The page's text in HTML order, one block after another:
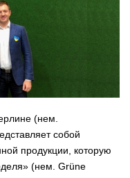
(нем.
собой
продукции, которую
(нем. Grüne